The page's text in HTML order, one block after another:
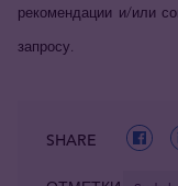
рекомендации и/или
запросу.
SHARE